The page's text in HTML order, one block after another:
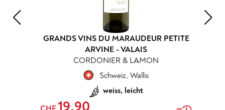
GRANDS VINS DU MARAUDEUR PETITE
ARVINE - VALAIS
CORDONIER & LAMON
Schweiz, Wallis
weiss, leicht